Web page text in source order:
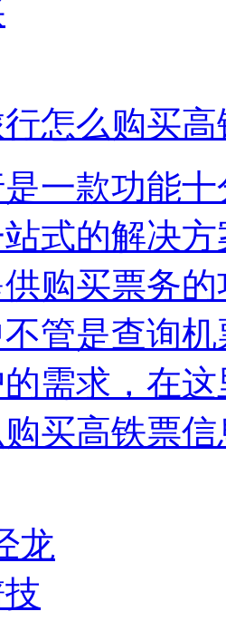
行怎么购买
一款功能
站式的解决
购买票务
管是查询
需求，在
买高铁票